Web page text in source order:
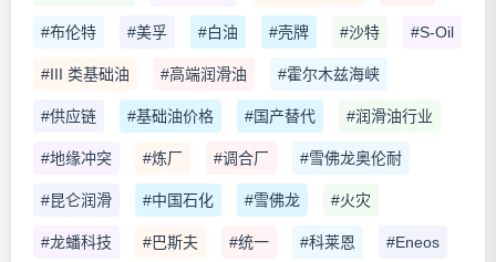
#布伦特 #美孚 #白油 #壳牌 #沙特 #S-Oil
#III 类基础油 #高端润滑油 #霍尔木兹海峡
#供应链 #基础油价格 #国产替代 #润滑油行业
#地缘冲突 #炼厂 #调合厂 #雪佛龙奥伦耐
#昆仑润滑 #中国石化 #雪佛龙 #火灾
#龙蟠科技 #巴斯夫 #统一 #科莱恩 #Eneos